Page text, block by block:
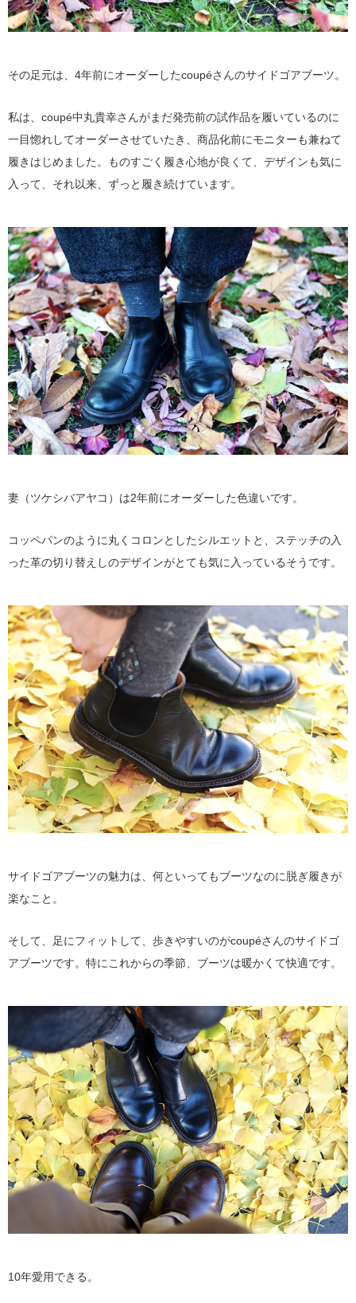
その足元は、4年前にオーダーしたcoupéさんのサイドゴアブーツ。
私は、coupé中丸貴幸さんがまだ発売前の試作品を履いているのに
一目惚れしてオーダーさせていたき、商品化前にモニターも兼ねて
履きはじめました。ものすごく履き心地が良くて、デザインも気に
入って、それ以来、ずっと履き続けています。
妻（ツケシバアヤコ）は2年前にオーダーした色違いです。
コッペパンのように丸くコロンとしたシルエットと、ステッチの入
った革の切り替えしのデザインがとても気に入っているそうです。
サイドゴアブーツの魅力は、何といってもブーツなのに脱ぎ履きが
楽なこと。
そして、足にフィットして、歩きやすいのがcoupéさんのサイドゴ
アブーツです。特にこれからの季節、ブーツは暖かくて快適です。
10年愛用できる。